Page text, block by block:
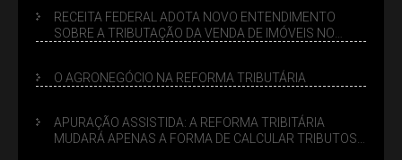
RECEITA FEDERAL ADOTA NOVO ENTENDIMENTO
SOBRE A TRIBUTAÇÃO DA VENDA DE IMÓVEIS NO
O AGRONEGÓCIO NA REFORMA TRIBUTÁRIA
APURAÇÃO ASSISTIDA: A REFORMA TRIBITÁRIA
MUDARÁ APENAS A FORMA DE CALCULAR TRIBUTOS